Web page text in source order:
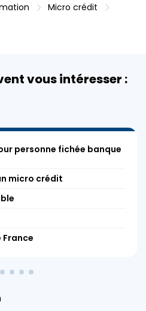
Micro crédit
vous intéresser :
personne fichée banque
micro crédit